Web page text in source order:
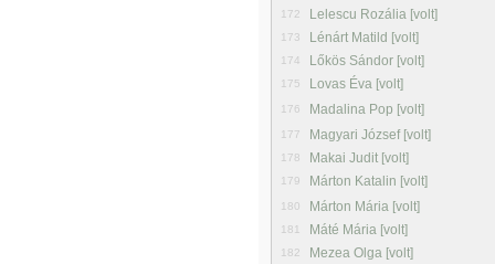
172 Lelescu Rozália [volt]
173 Lénárt Matild [volt]
174 Lőkös Sándor [volt]
175 Lovas Éva [volt]
176 Madalina Pop [volt]
177 Magyari József [volt]
178 Makai Judit [volt]
179 Márton Katalin [volt]
180 Márton Mária [volt]
181 Máté Mária [volt]
182 Mezea Olga [volt]